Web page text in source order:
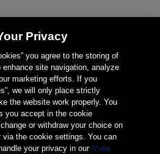
Privacy
you agree to the storing of
site navigation, analyze
marketing efforts. If you
we will only place strictly
the website work properly. You
you accept in the cookie
or withdraw your choice on
via the cookie settings. You can
your privacy in our View